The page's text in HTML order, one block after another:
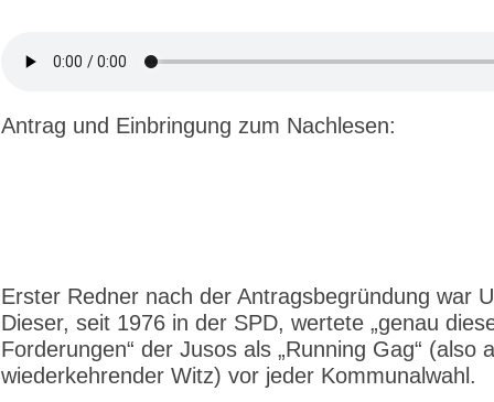
Antrag und Einbringung zum Nachlesen:
Erster Redner nach der Antragsbegründung war
Dieser, seit 1976 in der SPD, wertete „genau
Forderungen“ der Jusos als „Running Gag“ (also
wiederkehrender Witz) vor jeder Kommunalwahl.